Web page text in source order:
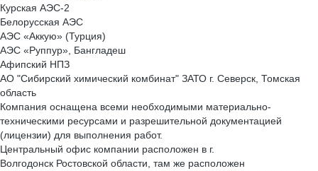
Курская АЭС-2
Белорусская АЭС
АЭС «Аккую» (Турция)
АЭС «Руппур», Бангладеш
Афипский НПЗ
АО "Сибирский химический комбинат" ЗАТО г. Северск, Томская
область
Компания оснащена всеми необходимыми материально-
техническими ресурсами и разрешительной документацией
(лицензии) для выполнения работ.
Центральный офис компании расположен в г.
Волгодонск Ростовской области, там же расположен